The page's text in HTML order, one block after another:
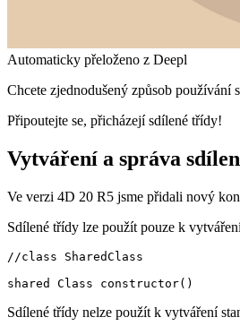
Automaticky přeloženo z Deepl
Chcete zjednodušený způsob
Připoutejte se, přicházejí sdílené třídy!
Vytváření a správa
Ve verzi 4D 20 R5 jsme přidali nový
Sdílené třídy lze použít pouze k
//class SharedClass
shared Class constructor()
Sdílené třídy nelze použít k vytváření